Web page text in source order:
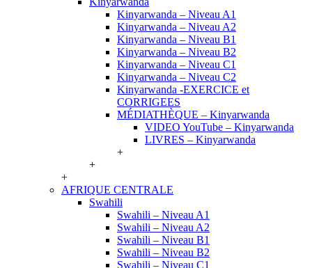
Kinyarwanda – Niveau A1
Kinyarwanda – Niveau A2
Kinyarwanda – Niveau B1
Kinyarwanda – Niveau B2
Kinyarwanda – Niveau C1
Kinyarwanda – Niveau C2
Kinyarwanda -EXERCICE et
CORRIGEES
MÉDIATHÈQUE – Kinyarwanda
VIDEO YouTube – Kinyarwanda
LIVRES – Kinyarwanda
+
+
+
AFRIQUE CENTRALE
Swahili
Swahili – Niveau A1
Swahili – Niveau A2
Swahili – Niveau B1
Swahili – Niveau B2
Swahili – Niveau C1